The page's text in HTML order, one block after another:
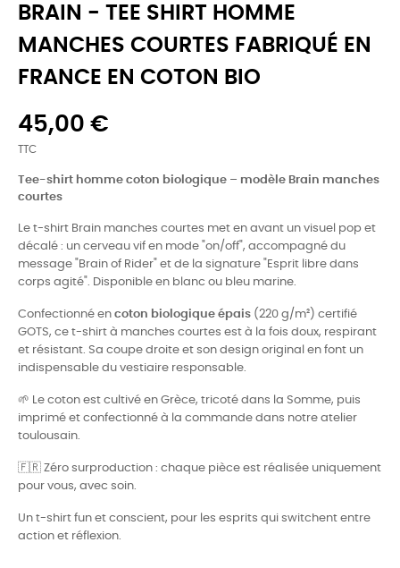
BRAIN - TEE SHIRT HOMME
MANCHES COURTES FABRIQUÉ EN
FRANCE EN COTON BIO
45,00 €
TTC
Tee-shirt homme coton biologique – modèle Brain manches
courtes
Le t-shirt Brain manches courtes met en avant un visuel pop et
décalé : un cerveau vif en mode "on/off", accompagné du
message "Brain of Rider" et de la signature "Esprit libre dans
corps agité". Disponible en blanc ou bleu marine.
Confectionné en coton biologique épais (220 g/m²) certifié
GOTS, ce t-shirt à manches courtes est à la fois doux, respirant
et résistant. Sa coupe droite et son design original en font un
indispensable du vestiaire responsable.
🌱 Le coton est cultivé en Grèce, tricoté dans la Somme, puis
imprimé et confectionné à la commande dans notre atelier
toulousain.
🇫🇷 Zéro surproduction : chaque pièce est réalisée uniquement
pour vous, avec soin.
Un t-shirt fun et conscient, pour les esprits qui switchent entre
action et réflexion.